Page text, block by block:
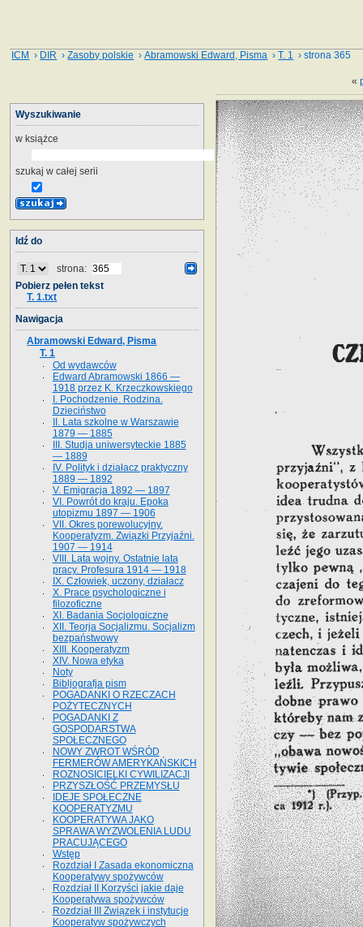
ICM › DIR ›Zasoby polskie ›Abramowski Edward, Pisma ›T. 1 › strona 365
«
Wyszukiwanie
w książce
szukaj w całej serii
Idź do
strona:
Pobierz pełen tekst
T. 1.txt
Nawigacja
Abramowski Edward, Pisma
T. 1
Od wydawców
Edward Abramowski 1866 —
1918 przez K. Krzeczkowskiego
I. Pochodzenie. Rodzina.
Dzieciństwo
II. Lata szkolne w Warszawie
1879 — 1885
III. Studja uniwersyteckie 1885
— 1889
IV. Polityk i działacz praktyczny
1889 — 1892
V. Emigracja 1892 — 1897
VI. Powrót do kraju. Epoka
utopizmu 1897 — 1906
VII. Okres porewolucyjny.
Kooperatyzm. Związki Przyjaźni.
1907 — 1914
VIII. Lata wojny. Ostatnie lata
pracy. Profesura 1914 — 1918
IX. Człowiek, uczony, działacz
X. Prace psychologiczne i
filozoficzne
XI. Badania Socjologiczne
XII. Teorja Socjalizmu. Socjalizm
bezpaństwowy
XIII. Kooperatyzm
XIV. Nowa etyka
Noty
Bibljografja pism
POGADANKI O RZECZACH
POŻYTECZNYCH
POGADANKI Z
GOSPODARSTWA
SPOŁECZNEGO
NOWY ZWROT WŚRÓD
FERMERÓW AMERYKAŃSKICH
ROZNOSICIELKI CYWILIZACJI
PRZYSZŁOŚĆ PRZEMYSŁU
IDEJE SPOŁECZNE
KOOPERATYZMU
KOOPERATYWA JAKO
SPRAWA WYZWOLENIA LUDU
PRACUJĄCEGO
Wstęp
Rozdział I Zasada ekonomiczna
Kooperatywy spożywców
Rozdział II Korzyści jakie daje
Kooperatywa spożywców
Rozdział III Związek i instytucje
Kooperatyw spożywczych